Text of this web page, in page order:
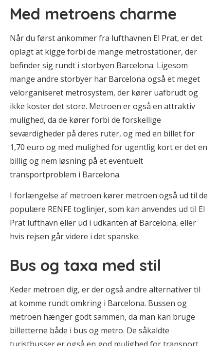
Med metroens charme
Når du først ankommer fra lufthavnen El Prat, er det
oplagt at kigge forbi de mange metrostationer, der
befinder sig rundt i storbyen Barcelona. Ligesom
mange andre storbyer har Barcelona også et meget
velorganiseret metrosystem, der kører uafbrudt og
ikke koster det store. Metroen er også en attraktiv
mulighed, da de kører forbi de forskellige
seværdigheder på deres ruter, og med en billet for
1,70 euro og med mulighed for ugentlig kort er det en
billig og nem løsning på et eventuelt
transportproblem i Barcelona.
I forlængelse af metroen kører metroen også ud til de
populære RENFE toglinjer, som kan anvendes ud til El
Prat lufthavn eller ud i udkanten af Barcelona, eller
hvis rejsen går videre i det spanske.
Bus og taxa med stil
Keder metroen dig, er der også andre alternativer til
at komme rundt omkring i Barcelona. Bussen og
metroen hænger godt sammen, da man kan bruge
billetterne både i bus og metro. De såkaldte